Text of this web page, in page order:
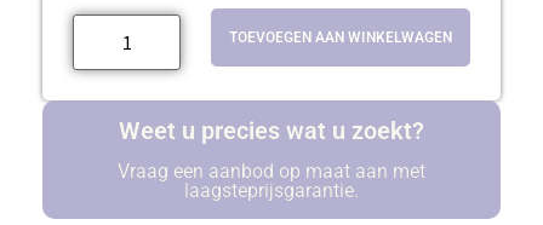
TOEVOEGEN AAN WINKELWAGEN
Weet u precies wat u zoekt?
Vraag een aanbod op maat aan met
laagsteprijsgarantie.